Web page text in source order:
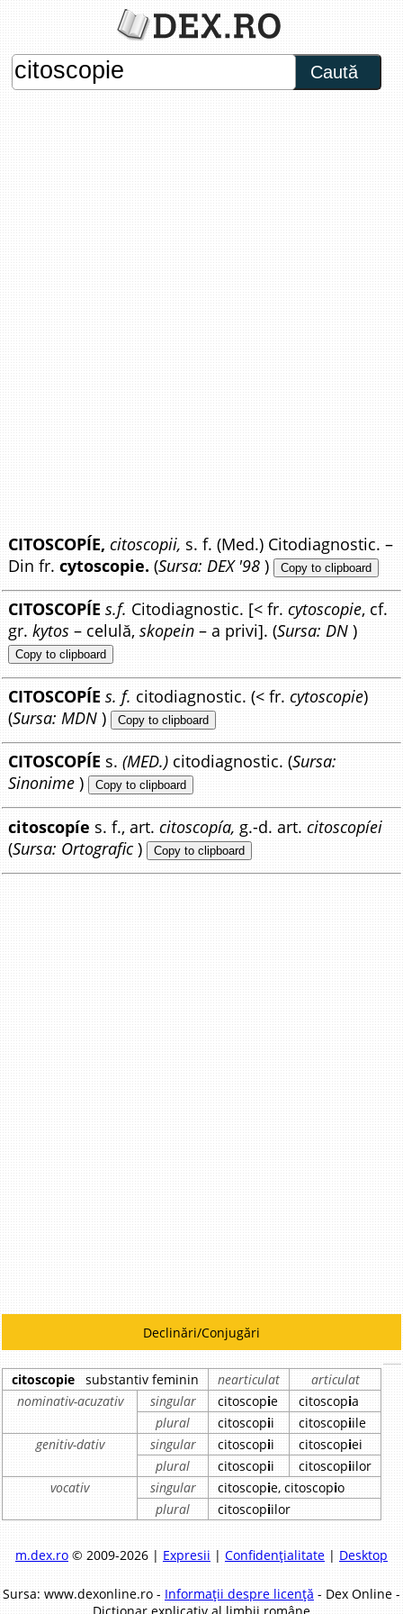
Caută
CITOSCOPÍE, citoscopii, s. f. (Med.) Citodiagnostic. –
Din fr.cytoscopie. (Sursa: DEX '98 ) Copy to clipboard
CITOSCOPÍE s.f. Citodiagnostic. [< fr.cytoscopie, cf.
gr.kytos – celulă,skopein – a privi]. (Sursa: DN )
Copy to clipboard
CITOSCOPÍE s. f. citodiagnostic. (< fr.cytoscopie)
(Sursa: MDN ) Copy to clipboard
CITOSCOPÍE s.(MED.) citodiagnostic. (Sursa:
Sinonime ) Copy to clipboard
citoscopíe s. f., art.citoscopía, g.-d. art.citoscopíei
(Sursa: Ortografic ) Copy to clipboard
Declinări/Conjugări
citoscopie substantiv feminin nearticulat
articulat
nominativ-acuzativ
singular citoscopie citoscopia
plural
citoscopii citoscopiile
genitiv-dativ
singular citoscopii citoscopiei
plural
citoscopii citoscopiilor
vocativ
singular citoscopie, citoscopio
plural
citoscopiilor
m.dex.ro© 2009-2026 | Expresii | Confidențialitate| Desktop
Sursa: www.dexonline.ro - Informații despre licență - Dex Online -
Dicționar explicativ al limbii române